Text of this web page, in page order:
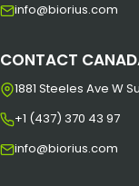
info@biorius.com
CONTACT
1881 Steeles Ave W
+1 (437) 370 43 97
info@biorius.com